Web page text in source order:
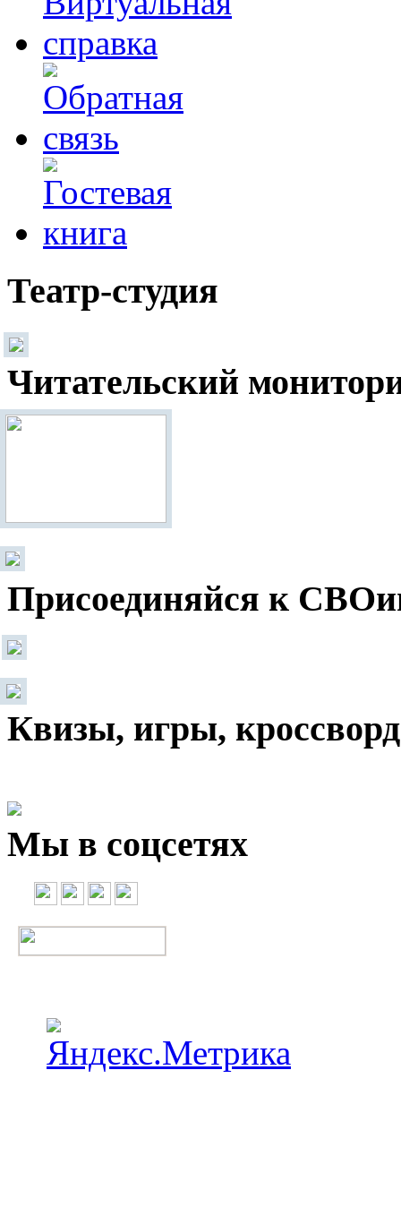
Театр-студия
Читательский
Присоединяйся к
Квизы, игры,
Мы в соцсетях